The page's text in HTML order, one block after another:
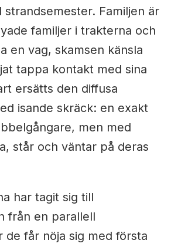
strandsemester. Familjen är
familjer i trakterna och
en vag, skamsen känsla
tappa kontakt med sina
ersätts den diffusa
isande skräck: en exakt
men med
står och väntar på deras
har tagit sig till
från en parallell
de får nöja sig med första